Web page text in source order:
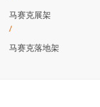
马赛克展架
/
马赛克落地架